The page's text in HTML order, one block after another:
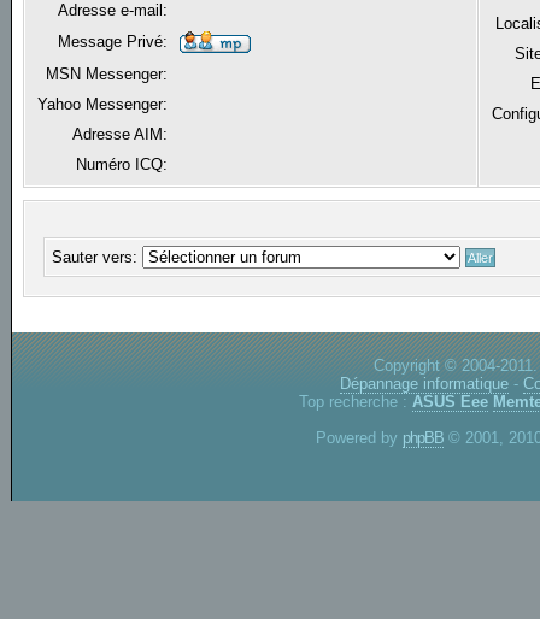
Adresse e-mail:
Message Privé:
MSN Messenger:
Yahoo Messenger:
Adresse AIM:
Numéro ICQ:
Sauter vers:
Copyright © 2004-
Dépannage informatique -
Top recherche : ASUS Eee
Powered by phpBB © 2001,